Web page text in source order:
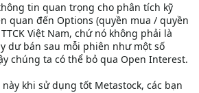
tin quan trọng cho phân tích kỹ
quan đến Options (quyền mua / quyền
Việt Nam, chứ nó không phải là
dư bán sau mỗi phiên như một số
chúng ta có thể bỏ qua Open Interest.
khi sử dụng tốt Metastock, các bạn